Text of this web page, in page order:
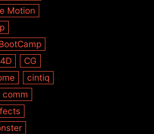
Motion
CG
cintiq
comm